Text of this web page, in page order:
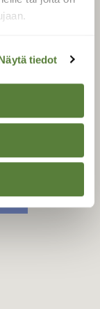
tiedot
-lehden
Suomen
.